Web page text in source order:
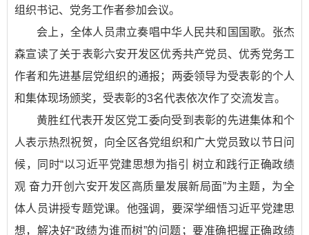
组织书记、党务工作者参加会议。
会上，全体人员肃立奏唱中华人民共和国国歌。张杰
森宣读了关于表彰六安开发区优秀共产党员、优秀党务工
作者和先进基层党组织的通报；两委领导为受表彰的个人
和集体现场颁奖，受表彰的3名代表依次作了交流发言。
黄胜红代表开发区党工委向受到表彰的先进集体和个
人表示热烈祝贺，向全区各党组织和广大党员致以节日问
候，同时“以习近平党建思想为指引 树立和践行正确政绩
观 奋力开创六安开发区高质量发展新局面”为主题，为全
体人员讲授专题党课。他强调，要深学细悟习近平党建思
想，解决好“政绩为谁而树”的问题；要准确把握正确政绩